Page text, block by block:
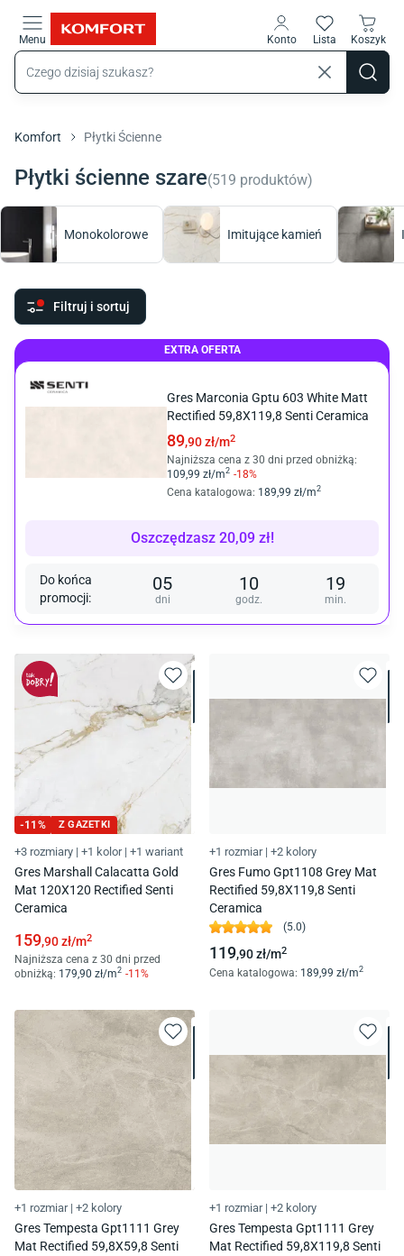
Menu Konto Lista Koszyk
Komfort Płytki Ścienne
Płytki ścienne szare(519 produktów)
Monokolorowe Imitujące kamień
Filtruj i sortuj
EXTRA OFERTA
Gres Marconia Gptu 603 White Matt
Rectified 59,8X119,8 Senti Ceramica
89,90 zł/m2
Najniższa cena z 30 dni przed obniżką:
109,99 zł/m2 -18%
Cena katalogowa: 189,99 zł/m2
Oszczędzasz 20,09 zł!
Do końca
promocji:
05
dni
10
godz.
19
min.
-11 % Z GAZETKI
+3 rozmiary | +1 kolor | +1 wariant
Gres Marshall Calacatta Gold
Mat 120X120 Rectified Senti
Ceramica
159,90zł/m2
Najniższa cena z 30 dni przed
obniżką: 179 ,90 zł/m2 -11%
+1 rozmiar | +2 kolory
Gres Fumo Gpt1108 Grey Mat
Rectified 59,8X119,8 Senti
Ceramica
(5.0)
119,90zł/m2
Cena katalogowa: 189 ,99 zł/m2
+1 rozmiar | +2 kolory
Gres Tempesta Gpt1111 Grey
Mat Rectified 59,8X59,8 Senti
+1 rozmiar | +2 kolory
Gres Tempesta Gpt1111 Grey
Mat Rectified 59,8X119,8 Senti